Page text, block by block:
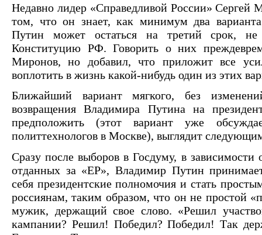
Недавно лидер «Справедливой России» Сергей
том, что он знает, как минимум два
Путин может остаться на третий срок,
Конституцию РФ. Говорить о них
Миронов, но добавил, что приложит все
воплотить в жизнь какой-нибудь один из этих
Ближайший вариант мягкого, без
возвращения Владимира Путина на
предположить (этот вариант уже
политтехнологов в Москве), выглядит
Сразу после выборов в Госдуму, в зависимости
отданных за «ЕР», Владимир Путин
себя президентские полномочия и стать
россиянам, таким образом, что он не простой
мужик, держащий свое слово. «Решил
кампании? Решил! Победил? Победил! Так